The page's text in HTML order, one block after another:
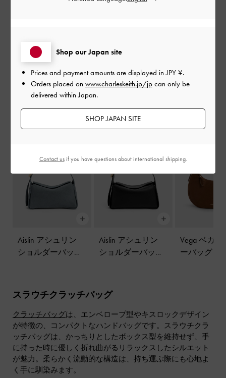
スタイルを犠牲にすることなく利便性を享受できます。忙
しい一日や旅行にぴったりのアイテムです。
クロスボディバッグを見る
Aislin アシュリン
ショルダーバッグ
Aislin アシュリン
ショルダーバッグ
Vega ベガ
ーバッグ
スラウチクラッチバッグ
クラッチバッグは、エンベロープ型やキスロックデザイン
が特徴の、コンパクトなハンドバッグです。スラウチクラ
ッチバッグは、かっちりとしたボックス型を維持せず、手
に持った時に優しく折れ曲がるリラックスしたシルエット
が魅力。柔らかく流動的な構造は、持ち運ぶ際にも心地よ
く手に馴染みます。
Shop our Japan site
Prices and payment amounts are displayed inJPY ¥.
Orders placed on www.charleskeith.jp/jp can only be
delivered within Japan.
SHOP JAPAN SITE
Contact usif you have questions about international shipping.